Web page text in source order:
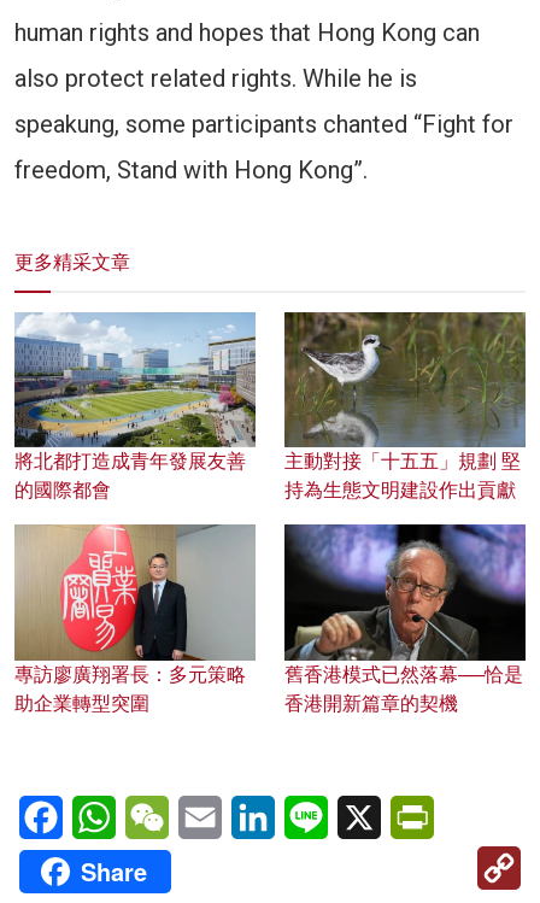
human rights and hopes that Hong Kong can
also protect related rights. While he is
speakung, some participants chanted “Fight for
freedom, Stand with Hong Kong”.
更多精采文章
將北都打造成青年發展友善
的國際都會
主動對接「十五五」規劃 堅
持為生態文明建設作出貢獻
專訪廖廣翔署長：多元策略
助企業轉型突圍
舊香港模式已然落幕──恰是
香港開新篇章的契機
FacebookWhatsAppWeChatEmail LinkedInLine X
Share